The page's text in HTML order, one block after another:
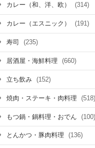
カレー（和、洋、欧） (314)
カレー（エスニック） (191)
寿司 (235)
居酒屋・海鮮料理 (660)
立ち飲み (152)
焼肉・ステーキ・肉料理 (518)
もつ鍋・鍋料理・おでん (100)
とんかつ・豚肉料理 (136)